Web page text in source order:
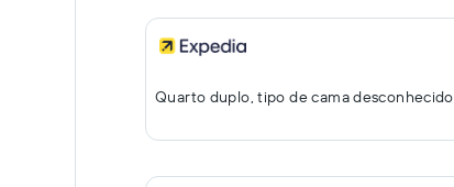
Quarto duplo, tipo de cama desconhecido